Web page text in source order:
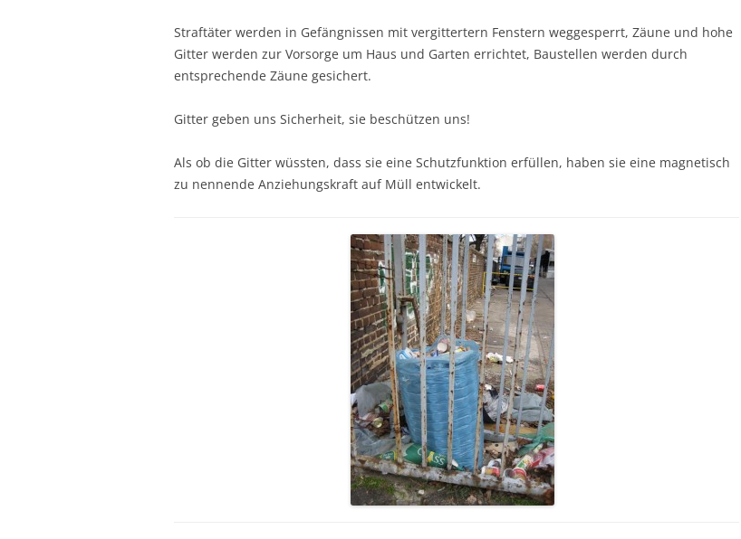
Straftäter werden in Gefängnissen mit vergittertern Fenstern weggesperrt, Zäune und hohe
Gitter werden zur Vorsorge um Haus und Garten errichtet, Baustellen werden durch
entsprechende Zäune gesichert.
Gitter geben uns Sicherheit, sie beschützen uns!
Als ob die Gitter wüssten, dass sie eine Schutzfunktion erfüllen, haben sie eine magnetisch
zu nennende Anziehungskraft auf Müll entwickelt.